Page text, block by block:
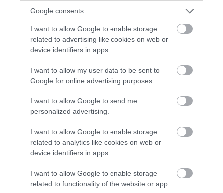
Google consents
I want to allow Google to enable storage
related to advertising like cookies on web or
device identifiers in apps.
I want to allow my user data to be sent to
Google for online advertising purposes.
I want to allow Google to send me
personalized advertising.
I want to allow Google to enable storage
related to analytics like cookies on web or
device identifiers in apps.
I want to allow Google to enable storage
related to functionality of the website or app.
The Vergejelentése szerint az amerikai Nemzeti
Közúti Közlekedésbiztonsági Hivatal egy súlyos
problémára hívta fel a Tesla Cybertruck tulajdonosok
figyelmét. A közleményben olvasható, hogy a Cybertruck
furatai megrepedhetnek, és a csap leválhat a
kerékagyról", amennyiben rosszabbak az útviszonyok
vagy egy durvább kanyart vesz be velük a sofőr.
Ki is ment a visszahívási parancs, ami a 70 000 dolláros
melyek 18 colos acélkerekekkel vannak felszerelve. A
Tesla annyit tett hozzá a dologhoz, hogy bár garanciális